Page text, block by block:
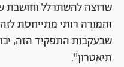
שרוצה להשתרלל וחושבת
והמורה רותי מתייחסת
שבעקבות התפקיד הזה,
תיאטרון".